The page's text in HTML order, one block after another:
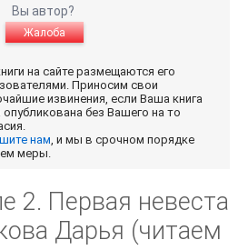
Вы автор?
Жалоба
на сайте размещаются его
Приносим свои
извинения, если Ваша книга
без Вашего на то
нам , и мы в срочном порядке
меры.
2. Первая невеста
Дарья (читаем